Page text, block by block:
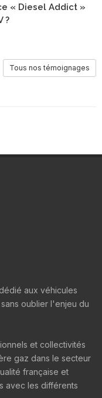
« Diesel Addict »
?
Tous nos témoignages
aux véhicules
sans oublier l'enjeu du
et collectivités
gaz dans le secteur
française et
avec les différents